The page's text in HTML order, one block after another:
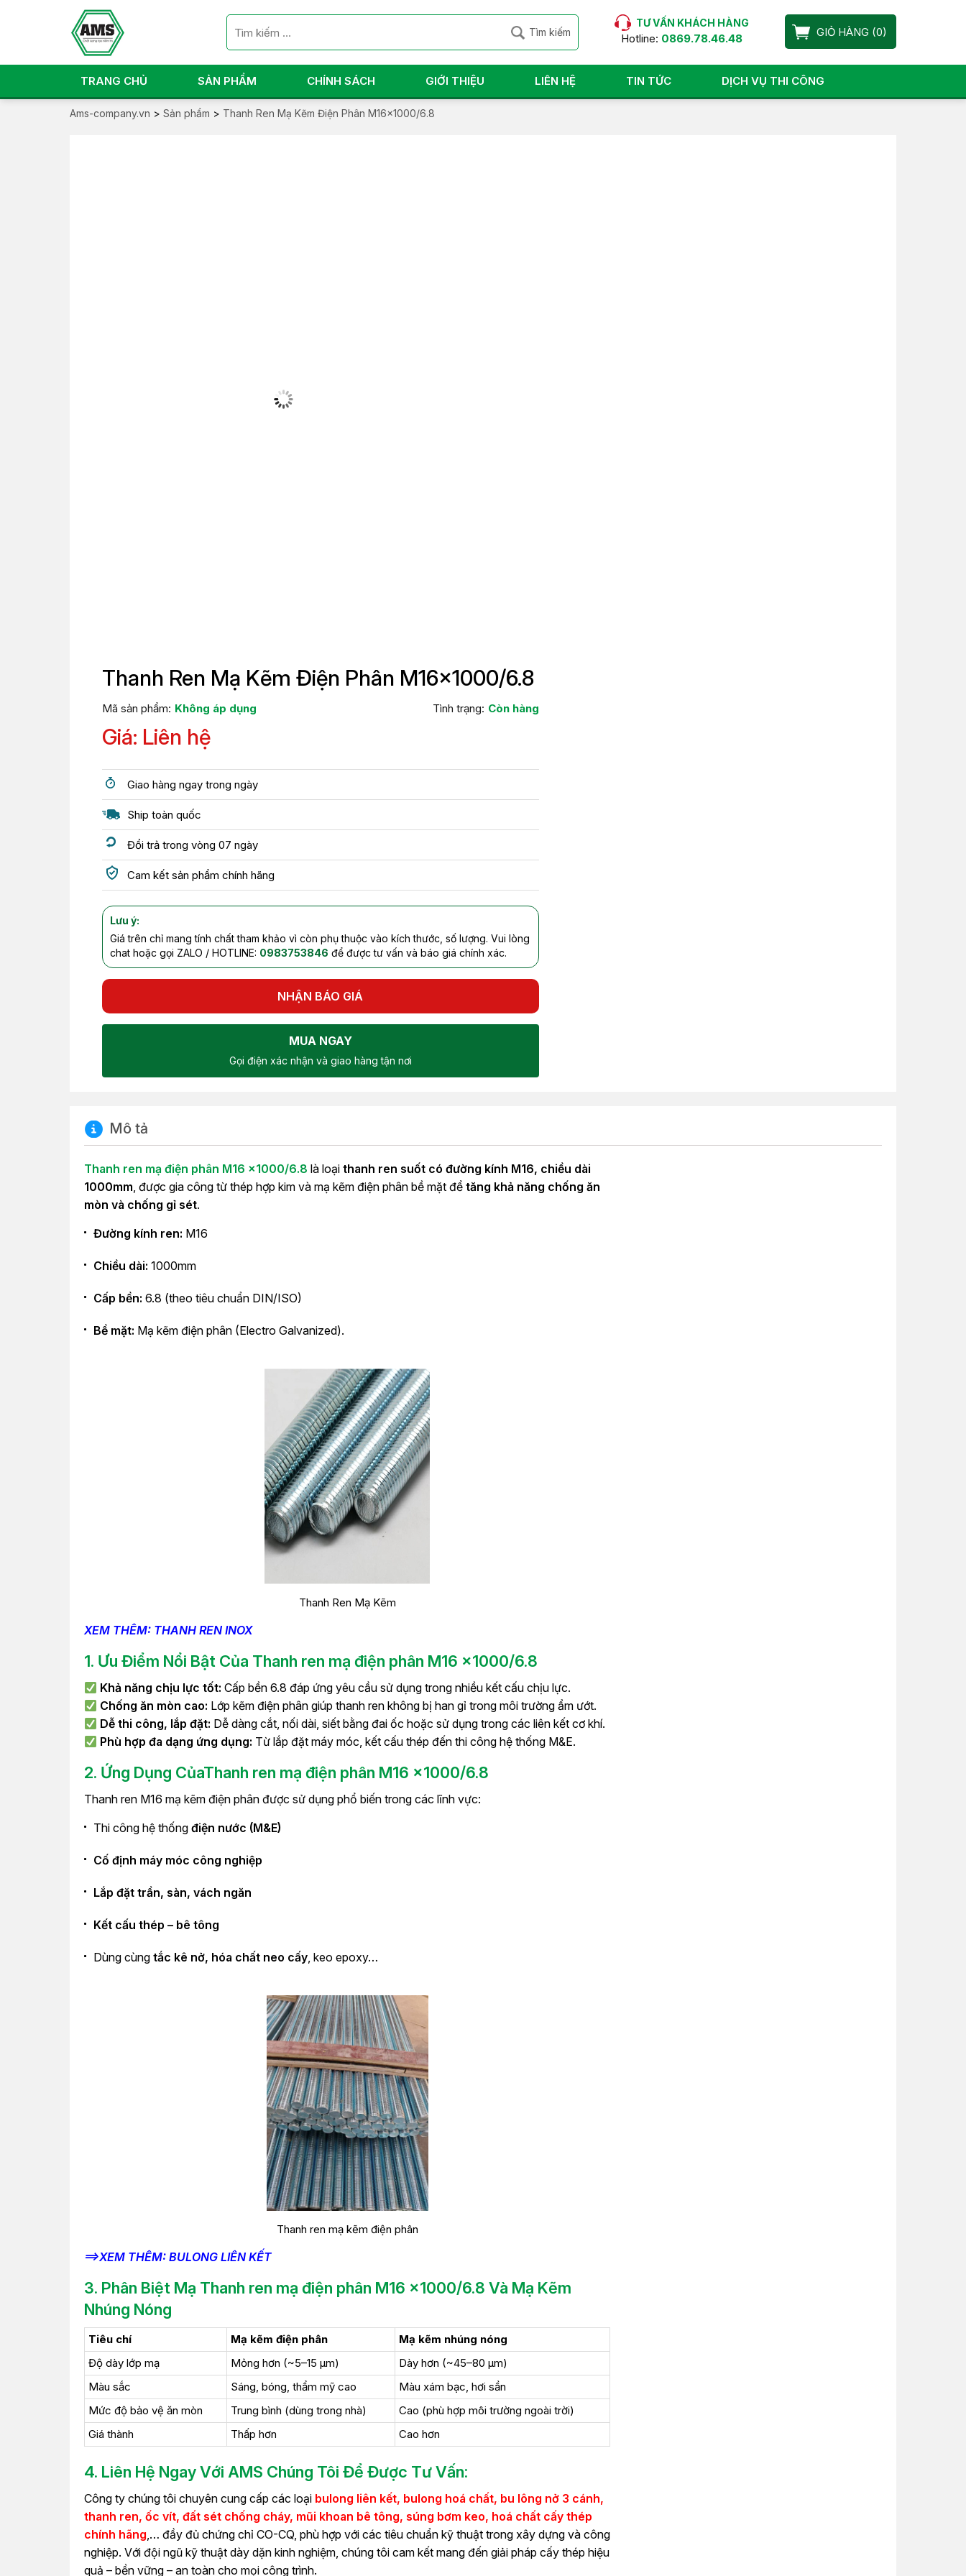
GIỎ HÀNG (0)
TƯ VẤN KHÁCH HÀNG
Hotline: 0869.78.46.48
TRANG CHỦ SẢN PHẨM CHÍNH SÁCH GIỚI THIỆU LIÊN HỆ TIN TỨC DỊCH VỤ THI CÔNG
Ams-company.vn > Sản phẩm > Thanh Ren Mạ Kẽm Điện Phân M16x1000/6.8
Thanh Ren Mạ Kẽm Điện Phân M16x1000/6.8
Mã sản phẩm: Không áp dụng Tình trạng: Còn hàng
Giá: Liên hệ
Giao hàng ngay trong ngày
Ship toàn quốc
Đổi trả trong vòng 07 ngày
Cam kết sản phẩm chính hãng
Lưu ý:
Giá trên chỉ mang tính chất tham khảo vì còn phụ thuộc vào kích thước, số lượng. Vui lòng
chat hoặc gọi ZALO / HOTLINE: 0983753846 để được tư vấn và báo giá chính xác.
NHẬN BÁO GIÁ
MUA NGAY
Gọi điện xác nhận và giao hàng tận nơi
Mô tả
Thanh ren mạ điện phân M16 x1000/6.8 là loại thanh ren suốt có đường kính M16, chiều dài
1000mm, được gia công từ thép hợp kim và mạ kẽm điện phân bề mặt để tăng khả năng chống ăn
mòn và chống gỉ sét.
Đường kính ren: M16
Chiều dài: 1000mm
Cấp bền: 6.8 (theo tiêu chuẩn DIN/ISO)
Bề mặt: Mạ kẽm điện phân (Electro Galvanized).
Thanh Ren Mạ Kẽm
XEM THÊM: THANH REN INOX
1. Ưu Điểm Nổi Bật Của Thanh ren mạ điện phân M16 x1000/6.8
Khả năng chịu lực tốt: Cấp bền 6.8 đáp ứng yêu cầu sử dụng trong nhiều kết cấu chịu lực.
Chống ăn mòn cao: Lớp kẽm điện phân giúp thanh ren không bị han gỉ trong môi trường ẩm ướt.
Dễ thi công, lắp đặt: Dễ dàng cắt, nối dài, siết bằng đai ốc hoặc sử dụng trong các liên kết cơ khí.
Phù hợp đa dạng ứng dụng: Từ lắp đặt máy móc, kết cấu thép đến thi công hệ thống M&E.
2. Ứng Dụng CủaThanh ren mạ điện phân M16 x1000/6.8
Thanh ren M16 mạ kẽm điện phân được sử dụng phổ biến trong các lĩnh vực:
Thi công hệ thống điện nước (M&E)
Cố định máy móc công nghiệp
Lắp đặt trần, sàn, vách ngăn
Kết cấu thép – bê tông
Dùng cùng tắc kê nở, hóa chất neo cấy, keo epoxy…
Thanh ren mạ kẽm điện phân
==>XEM THÊM: BULONG LIÊN KẾT
3. Phân Biệt Mạ Thanh ren mạ điện phân M16 x1000/6.8 Và Mạ Kẽm
Nhúng Nóng
Tiêu chí Mạ kẽm điện phân
Mạ kẽm nhúng nóng
Độ dày lớp mạ
Mỏng hơn (~5–15 µm)
Dày hơn (~45–80 µm)
Màu sắc
Sáng, bóng, thẩm mỹ cao
Màu xám bạc, hơi sần
Mức độ bảo vệ ăn mòn
Trung bình (dùng trong nhà)
Cao (phù hợp môi trường ngoài trời)
Giá thành
Thấp hơn Cao hơn
4. Liên Hệ Ngay Với AMS Chúng Tôi Để Được Tư Vấn:
Công ty chúng tôi chuyên cung cấp các loại bulong liên kết, bulong hoá chất, bu lông nở 3 cánh,
thanh ren, ốc vít, đất sét chống cháy, mũi khoan bê tông, súng bơm keo, hoá chất cấy thép
chính hãng,… đầy đủ chứng chỉ CO-CQ, phù hợp với các tiêu chuẩn kỹ thuật trong xây dựng và công
nghiệp. Với đội ngũ kỹ thuật dày dặn kinh nghiệm, chúng tôi cam kết mang đến giải pháp cấy thép hiệu
quả – bền vững – an toàn cho mọi công trình.